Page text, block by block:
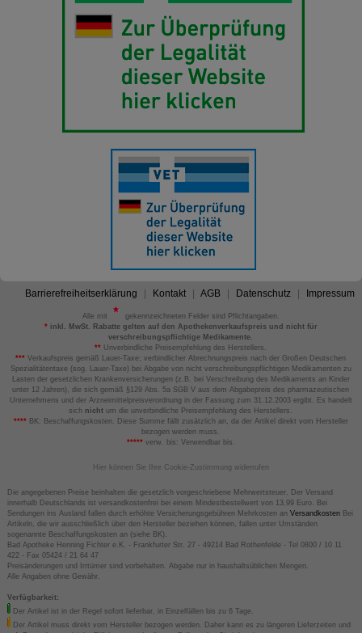
Barrierefreiheitserklärung Kontakt AGB Datenschutz Impressum
Alle mit
gekennzeichneten Felder sind Pflichtangaben.
*inkl. MwSt. Rabatte gelten auf den Apothekenverkaufspreis und nicht für
verschreibungspflichtige Medikamente.
** Unverbindliche Preisempfehlung des Herstellers.
*** Verkaufspreis gemäß Lauer-Taxe; verbindlicher Abrechnungspreis nach der Großen Deutschen
Spezialitätentaxe (sog. Lauer-Taxe) bei Abgabe von nicht verschreibungspflichtigen Medikamenten zu
Lasten der gesetzlichen Krankenversicherungen (z.B. bei Verschreibung des Medikaments an Kinder
unter 12 Jahren), die sich gemäß §129 Abs. 5a SGB V aus dem Abgabepreis des pharmazeutischen
Unternehmens und der Arzneimittelpreisverordnung in der Fassung zum 31.12.2003 ergibt. Es handelt
sich nicht um die unverbindliche Preisempfehlung des Herstellers.
****BK: Beschaffungskosten. Diese Summe fällt zusätzlich an, da der Artikel direkt vom Hersteller
bezogen werden muss.
*****verw. bis: Verwendbar bis.
Hier können Sie Ihre Cookie-Zustimmung widerrufen
Die angegebenen Preise beinhalten die gesetzlich vorgeschriebene Mehrwertsteuer. Der Versand
innerhalb Deutschlands ist versandkostenfrei bei einem Mindestbestellwert von 13,99 Euro. Bei
Sendungen ins Ausland fallen durch erhöhte Versicherungsgebühren Mehrkosten an VersandkostenBei
Artikeln, die wir ausschließlich über den Hersteller beziehen können, fallen unter Umständen
sogenannte Beschaffungskosten an (siehe BK).
Bad Apotheke Henning Fichter e.K. - Frankfurter Str. 27 - 49214 Bad Rothenfelde - Tel 0800 / 10 11
422 - Fax 05424 / 21 64 47
Preisänderungen und Irrtümer sind vorbehalten. Abgabe nur in haushaltsüblichen Mengen.
Alle Angaben ohne Gewähr.
Verfügbarkeit:
Der Artikel ist in der Regel sofort lieferbar, in Einzelfällen bis zu 6 Tage.
Der Artikel muss direkt vom Hersteller bezogen werden. Daher kann es zu längeren Lieferzeiten und